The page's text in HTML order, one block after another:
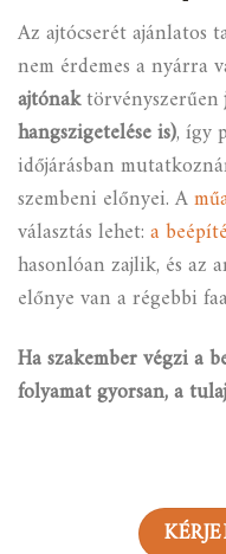
Az ajtócserét ajánlatos
nem érdemes a nyárra
ajtónaktörvényszerűen
hangszigetelése is), így
időjárásban
szembeni előnyei. A
választás lehet:a
hasonlóan zajlik, és az
előnye van a régebbi
Ha szakember végzi a
folyamat gyorsan, a